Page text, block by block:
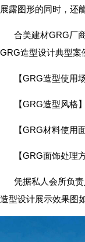
展露图形的同时，还
合美建材GRG厂
GRG造型设计典型案
【GRG造型使用
【GRG造型风格
【GRG材料使用
【GRG面饰处理
凭据私人会所负
造型设计展示效果图